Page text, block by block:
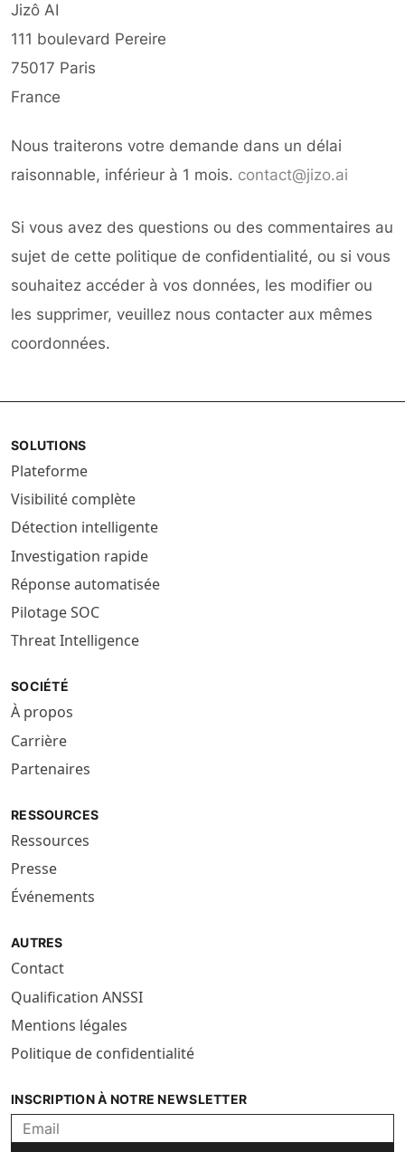
Jizô AI
111 boulevard Pereire
75017 Paris
France
Nous traiterons votre demande dans un délai
raisonnable, inférieur à 1 mois. contact@jizo.ai
Si vous avez des questions ou des commentaires au
sujet de cette politique de confidentialité, ou si vous
souhaitez accéder à vos données, les modifier ou
les supprimer, veuillez nous contacter aux mêmes
coordonnées.
SOLUTIONS
Plateforme
Visibilité complète
Détection intelligente
Investigation rapide
Réponse automatisée
Pilotage SOC
Threat Intelligence
SOCIÉTÉ
À propos
Carrière
Partenaires
RESSOURCES
Ressources
Presse
Événements
AUTRES
Contact
Qualification ANSSI
Mentions légales
Politique de confidentialité
INSCRIPTION À NOTRE NEWSLETTER